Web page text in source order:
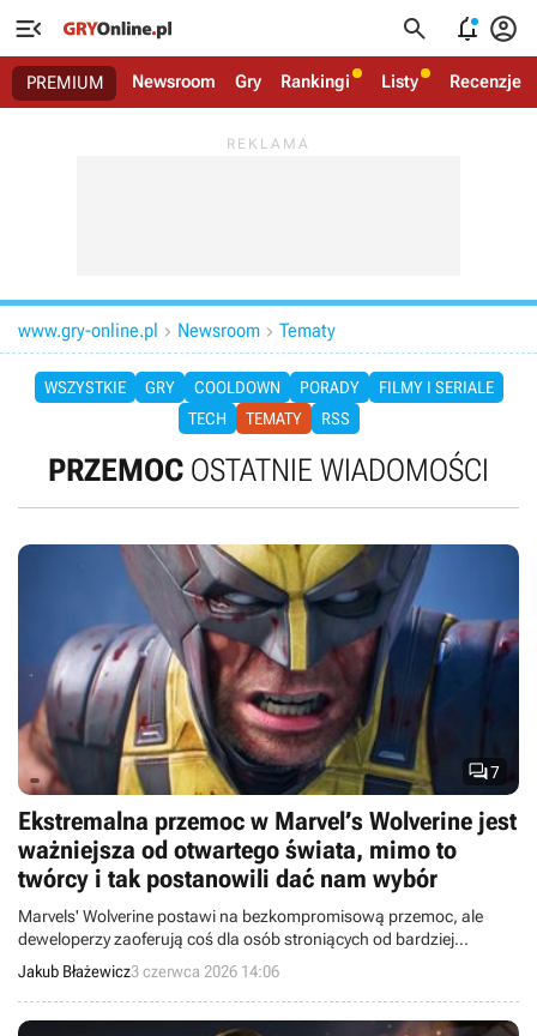
   
PREMIUM Newsroom Gry Rankingi Listy Recenzje
www.gry-online.pl  Newsroom  Tematy
WSZYSTKIE GRY COOLDOWN PORADY
FILMY I SERIALE
TECH
TEMATY RSS
PRZEMOC OSTATNIE WIADOMOŚCI
7
Ekstremalna przemoc w Marvel’s Wolverine jest
ważniejsza od otwartego świata, mimo to
twórcy i tak postanowili dać nam wybór
Marvels' Wolverine postawi na bezkompromisową przemoc, ale
deweloperzy zaoferują coś dla osób stroniących od bardziej
krwawych występów.
Jakub Błażewicz3 czerwca 2026 14:06